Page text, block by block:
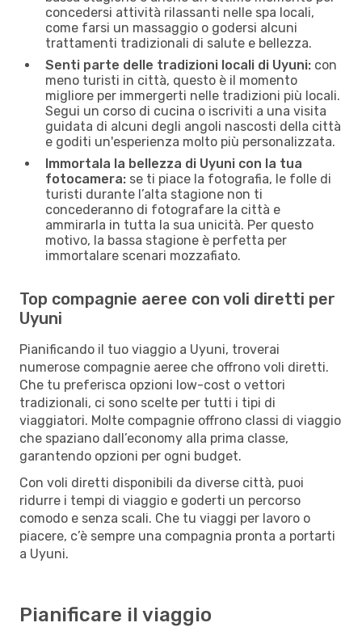
concedersi attività rilassanti nelle spa locali,
come farsi un massaggio o godersi alcuni
trattamenti tradizionali di salute e bellezza.
Senti parte delle tradizioni locali di Uyuni: con
meno turisti in città, questo è il momento
migliore per immergerti nelle tradizioni più locali.
Segui un corso di cucina o iscriviti a una visita
guidata di alcuni degli angoli nascosti della città
e goditi un'esperienza molto più personalizzata.
Immortala la bellezza di Uyuni con la tua
fotocamera: se ti piace la fotografia, le folle di
turisti durante l’alta stagione non ti
concederanno di fotografare la città e
ammirarla in tutta la sua unicità. Per questo
motivo, la bassa stagione è perfetta per
immortalare scenari mozzafiato.
Top compagnie aeree con voli diretti per
Uyuni
Pianificando il tuo viaggio a Uyuni, troverai
numerose compagnie aeree che offrono voli diretti.
Che tu preferisca opzioni low-cost o vettori
tradizionali, ci sono scelte per tutti i tipi di
viaggiatori. Molte compagnie offrono classi di viaggio
che spaziano dall’economy alla prima classe,
garantendo opzioni per ogni budget.
Con voli diretti disponibili da diverse città, puoi
ridurre i tempi di viaggio e goderti un percorso
comodo e senza scali. Che tu viaggi per lavoro o
piacere, c’è sempre una compagnia pronta a portarti
a Uyuni.
Pianificare il viaggio